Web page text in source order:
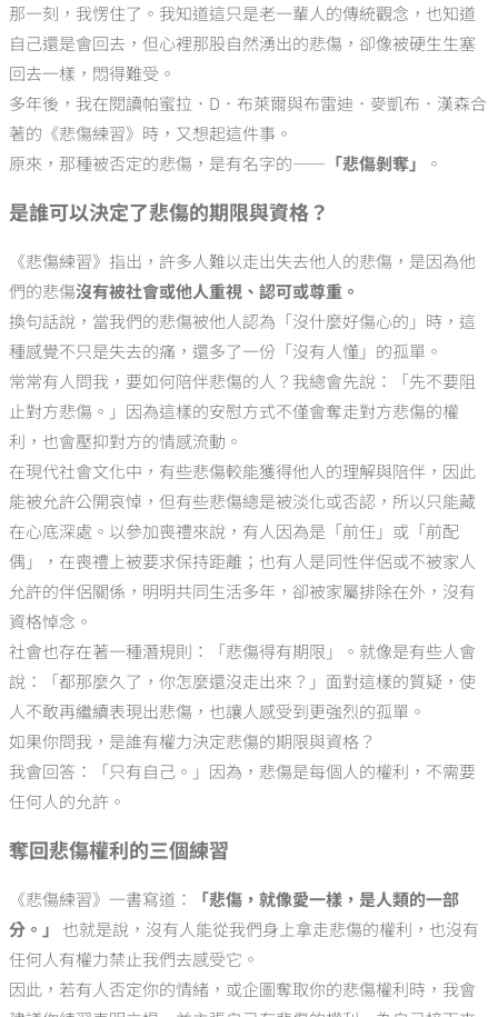
那一刻，我愣住了。我知道這只是老一輩人的傳統觀念，也知道
自己還是會回去，但心裡那股自然湧出的悲傷，卻像被硬生生塞
回去一樣，悶得難受。
多年後，我在閱讀帕蜜拉．D．布萊爾與布雷迪．麥凱布．漢森合
著的《悲傷練習》時，又想起這件事。
原來，那種被否定的悲傷，是有名字的—— 「悲傷剝奪」 。
是誰可以決定了悲傷的期限與資格？
《悲傷練習》指出，許多人難以走出失去他人的悲傷，是因為他
們的悲傷沒有被社會或他人重視、認可或尊重。
換句話說，當我們的悲傷被他人認為「沒什麼好傷心的」時，這
種感覺不只是失去的痛，還多了一份「沒有人懂」的孤單。
常常有人問我，要如何陪伴悲傷的人？我總會先說：「先不要阻
止對方悲傷。」因為這樣的安慰方式不僅會奪走對方悲傷的權
利，也會壓抑對方的情感流動。
在現代社會文化中，有些悲傷較能獲得他人的理解與陪伴，因此
能被允許公開哀悼，但有些悲傷總是被淡化或否認，所以只能藏
在心底深處。以參加喪禮來說，有人因為是「前任」或「前配
偶」，在喪禮上被要求保持距離；也有人是同性伴侶或不被家人
允許的伴侶關係，明明共同生活多年，卻被家屬排除在外，沒有
資格悼念。
社會也存在著一種潛規則：「悲傷得有期限」。就像是有些人會
說：「都那麼久了，你怎麼還沒走出來？」面對這樣的質疑，使
人不敢再繼續表現出悲傷，也讓人感受到更強烈的孤單。
如果你問我，是誰有權力決定悲傷的期限與資格？
我會回答：「只有自己。」因為，悲傷是每個人的權利，不需要
任何人的允許。
奪回悲傷權利的三個練習
《悲傷練習》一書寫道：
「悲傷，就像愛一樣，是人類的一部
分。」
也就是說，沒有人能從我們身上拿走悲傷的權利，也沒有
任何人有權力禁止我們去感受它。
因此，若有人否定你的情緒，或企圖奪取你的悲傷權利時，我會